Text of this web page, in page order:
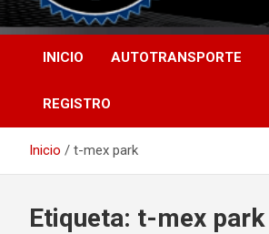
INICIO AUTOTRANSPORTE
REGISTRO
Inicio t-mex park
Etiqueta: t-mex park